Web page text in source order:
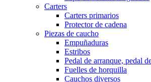
Carters
Carters primarios
Protector de cadena
Piezas de caucho
Empuñaduras
Estribos
Pedal de arranque, pedal
Fuelles de horquilla
Cauchos diversos